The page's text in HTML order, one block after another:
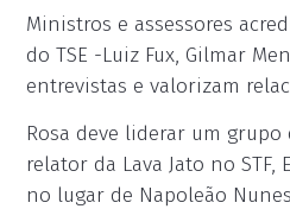
Ministros e assessores
do TSE -Luiz Fux, Gilmar
entrevistas e valorizam
Rosa deve liderar um
relator da Lava Jato no
no lugar de Napoleão